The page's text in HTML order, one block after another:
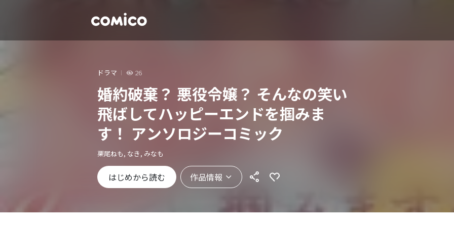
ドラマ 26
婚約破棄？ 悪役令嬢？ そんなの笑い
飛ばしてハッピーエンドを掴みま
す！ アンソロジーコミック
栗尾ねも, なき, みなも
はじめから読む 作品情報